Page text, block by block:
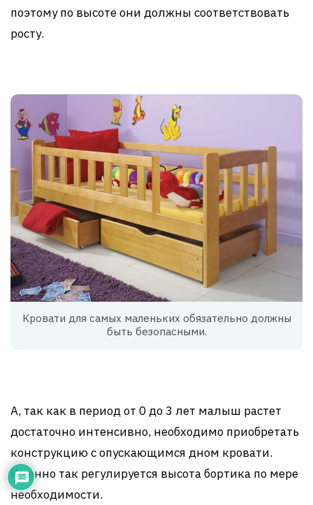
поэтому по высоте они должны соответствовать
росту.
Кровати для самых маленьких обязательно должны
быть безопасными.
А, так как в период от 0 до 3 лет малыш растет
достаточно интенсивно, необходимо приобретать
конструкцию с опускающимся дном кровати.
Именно так регулируется высота бортика по мере
необходимости.